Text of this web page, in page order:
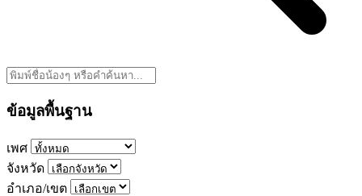
ข้อมูลพื้นฐาน
เพศ
จังหวัด
อำเภอ/เขต